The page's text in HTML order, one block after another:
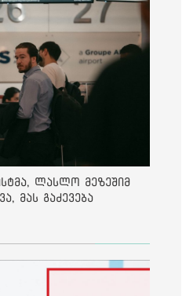
ლასლო მეზეშიმ
მას გაძევება